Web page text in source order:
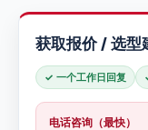
获取报价 / 选型
✓ 一个工作日回复
电话咨询（最快）